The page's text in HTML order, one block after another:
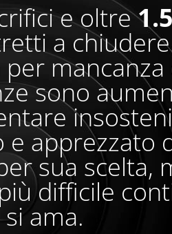
e oltre
a
mancanza
sono
apprezzato
sua scelta,
difficile
ama.